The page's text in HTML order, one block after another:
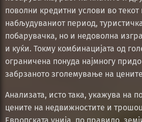
поволни кредитни услови во текот
набљудуваниот период,
побарувачка, но и недоволна
и куќи. Токму комбинацијата од
ограничена понуда најмногу
забрзаното зголемување на
Анализата, исто така, укажува на
цените на недвижностите и
Европската унија, по правило,